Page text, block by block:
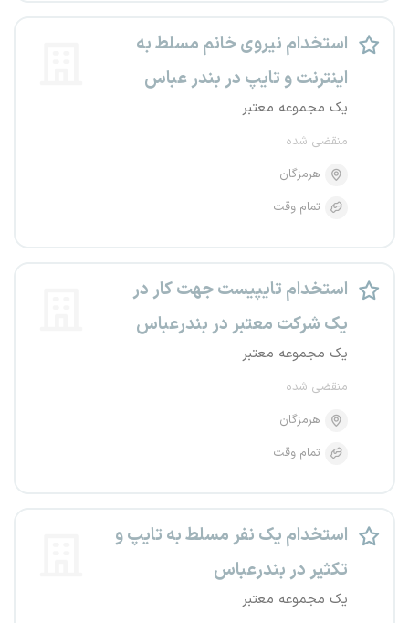
استخدام نیروی خانم مسلط به
اینترنت و تایپ در بندر عباس
یک مجموعه معتبر
منقضی شده
هرمزگان
تمام وقت
استخدام تایپیست جهت کار در
یک شرکت معتبر در بندرعباس
یک مجموعه معتبر
منقضی شده
هرمزگان
تمام وقت
استخدام یک نفر مسلط به تایپ و
تکثیر در بندرعباس
یک مجموعه معتبر